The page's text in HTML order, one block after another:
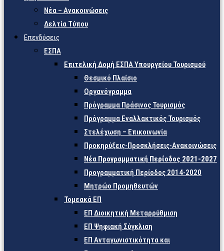
Νέα – Ανακοινώσεις
Δελτία Τύπου
Επενδύσεις
ΕΣΠΑ
Επιτελική Δομή ΕΣΠΑ Υπουργείου Τουρισμού
Θεσμικό Πλαίσιο
Οργανόγραμμα
Πρόγραμμα Πράσινος Τουρισμός
Πρόγραμμα Εναλλακτικός Τουρισμός
Στελέχωση – Επικοινωνία
Προκηρύξεις-Προσκλήσεις-Ανακοινώσεις
Νέα Προγραμματική Περίοδος 2021-2027
Προγραμματική Περίοδος 2014-2020
Μητρώο Προμηθευτών
Τομεακά ΕΠ
ΕΠ Διοικητική Μεταρρύθμιση
ΕΠ Ψηφιακή Σύγκλιση
ΕΠ Ανταγωνιστικότητα και